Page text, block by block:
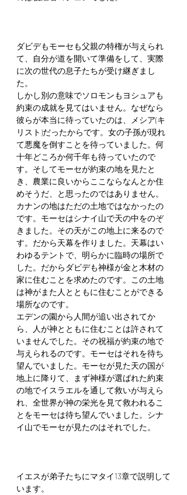
ダビデもモーセも父親の特権が与えられ
て、自分が道を開いて準備をして、実際
に次の世代の息子たちが受け継ぎまし
た。
しかし別の意味でソロモンもヨシュアも
約束の成就を見てはいません。なぜなら
彼らが本当に待っていたのは、メシア(キ
リスト)だったからです。女の子孫が現れ
て悪魔を倒すことを待っていました。何
十年どころか何千年も待っていたので
す。そしてモーセが約束の地を見たと
き、農業に良いからここならなんとか住
めそうだ、と思ったのではありません。
カナンの地はただの土地ではなかったの
です。モーセはシナイ山で天の中をのぞ
きました。その天がこの地上に来るので
す。だから天幕を作りました。天幕はい
わゆるテントで、明らかに臨時の場所で
した。だからダビデも神様が金と木材の
家に住むことを求めたのです。この土地
は神がまた人とともに住むことができる
場所なのです。
エデンの園から人間が追い出されてか
ら、人が神とともに住むことは許されて
いませんでした。その祝福が約束の地で
与えられるのです。モーセはそれを待ち
望んでいました。モーセが見た天の国が
地上に降りて、まず神様が選ばれた約束
の地でイスラエルを通して救いが与えら
れ、全世界が神の栄光を見て救われるこ
とをモーセは待ち望んでいました。シナ
イ山でモーセが見たのはそれでした。
イエスが弟子たちにマタイ13章で説明して
います。